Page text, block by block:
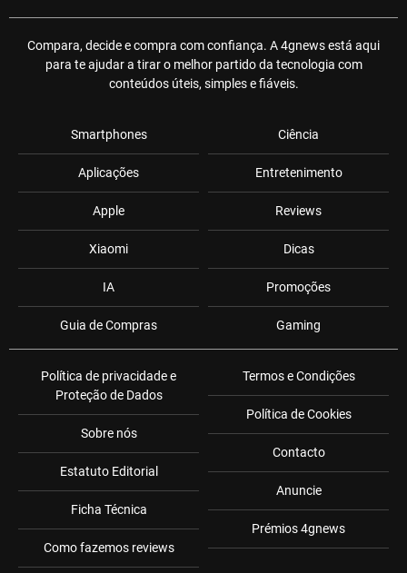
Compara, decide e compra com confiança. A 4gnews está aqui
para te ajudar a tirar o melhor partido da tecnologia com
conteúdos úteis, simples e fiáveis.
Smartphones
Aplicações
Apple
Xiaomi
IA
Guia de Compras
Ciência
Entretenimento
Reviews
Dicas
Promoções
Gaming
Política de privacidade e
Proteção de Dados
Sobre nós
Estatuto Editorial
Ficha Técnica
Como fazemos reviews
Termos e Condições
Política de Cookies
Contacto
Anuncie
Prémios 4gnews